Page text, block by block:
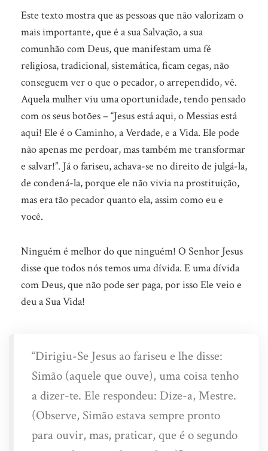
Este texto mostra que as pessoas que não valorizam o
mais importante, que é a sua Salvação, a sua
comunhão com Deus, que manifestam uma fé
religiosa, tradicional, sistemática, ficam cegas, não
conseguem ver o que o pecador, o arrependido, vê.
Aquela mulher viu uma oportunidade, tendo pensado
com os seus botões – “Jesus está aqui, o Messias está
aqui! Ele é o Caminho, a Verdade, e a Vida. Ele pode
não apenas me perdoar, mas também me transformar
e salvar!”. Já o fariseu, achava-se no direito de julgá-la,
de condená-la, porque ele não vivia na prostituição,
mas era tão pecador quanto ela, assim como eu e
você.
Ninguém é melhor do que ninguém! O Senhor Jesus
disse que todos nós temos uma dívida. E uma dívida
com Deus, que não pode ser paga, por isso Ele veio e
deu a Sua Vida!
“Dirigiu-Se Jesus ao fariseu e lhe disse:
Simão (aquele que ouve), uma coisa tenho
a dizer-te. Ele respondeu: Dize-a, Mestre.
(Observe, Simão estava sempre pronto
para ouvir, mas, praticar, que é o segundo